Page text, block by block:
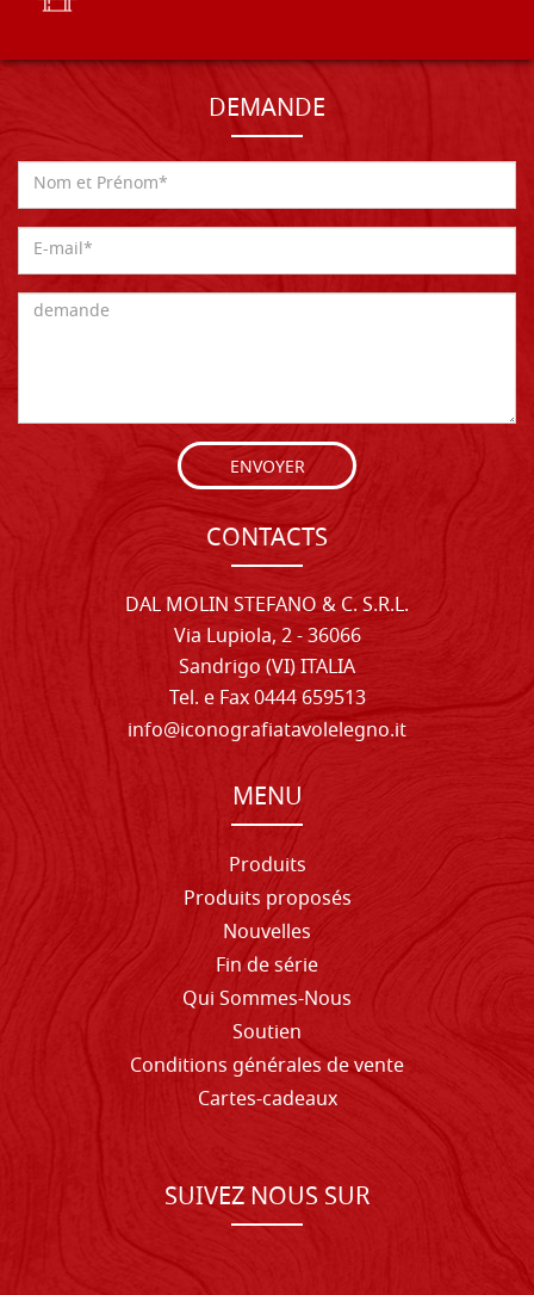
DEMANDE
ENVOYER
CONTACTS
DAL MOLIN STEFANO & C. S.R.L.
Via Lupiola, 2 - 36066
Sandrigo (VI) ITALIA
Tel. e Fax 0444 659513
info@iconografiatavolelegno.it
MENU
Produits
Produits proposés
Nouvelles
Fin de série
Qui Sommes-Nous
Soutien
Conditions générales de vente
Cartes-cadeaux
SUIVEZ NOUS SUR